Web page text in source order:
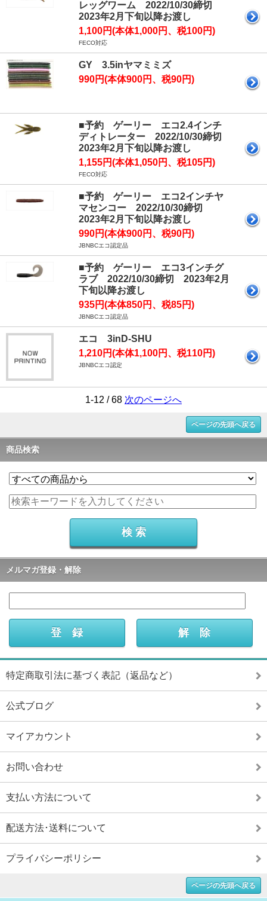
レッグワーム 2022/10/30締切
2023年2月下旬以降お渡し
1,100円(本体1,000円、税100円)
FECO対応
GY 3.5inヤマミミズ
990円(本体900円、税90円)
■予約 ゲーリー エコ2.4インチ
ディトレーター 2022/10/30締切
2023年2月下旬以降お渡し
1,155円(本体1,050円、税105円)
FECO対応
■予約 ゲーリー エコ2インチヤ
マセンコー 2022/10/30締切
2023年2月下旬以降お渡し
990円(本体900円、税90円)
JBNBCエコ認定品
■予約 ゲーリー エコ3インチグ
ラブ 2022/10/30締切 2023年2月
下旬以降お渡し
935円(本体850円、税85円)
JBNBCエコ認定品
エコ 3inD-SHU
1,210円(本体1,100円、税110円)
JBNBCエコ認定
1-12 / 68 次のページへ
ページの先頭へ戻る
商品検索
メルマガ登録・解除
特定商取引法に基づく表記（返品など）
公式ブログ
マイアカウント
お問い合わせ
支払い方法について
配送方法･送料について
プライバシーポリシー
ページの先頭へ戻る